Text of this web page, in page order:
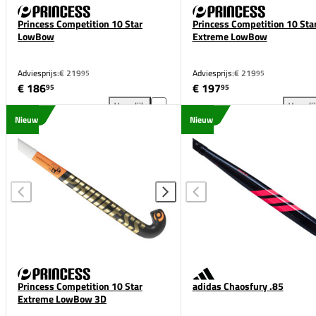
Princess Competition 10 Star
LowBow
Adviesprijs:€ 21995
€ 18695
Vergelijk
Princess Competition 10 Star LowBow toevoegen
Princess Competition 10
Extreme LowBow
Adviesprijs:€ 21995
€ 19795
Nieuw
Princess Competition 10 Star
Extreme LowBow 3D
Nieuw
adidas Chaosfury .85